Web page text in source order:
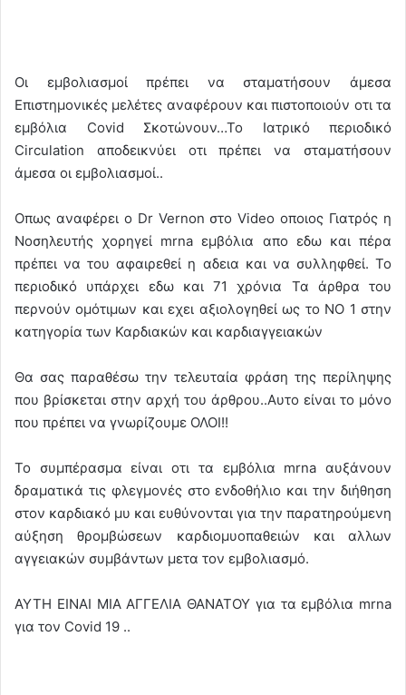
Οι εμβολιασμοί πρέπει να σταματήσουν άμεσα
Επιστημονικές μελέτες αναφέρουν και πιστοποιούν οτι τα
εμβόλια Covid Σκοτώνουν…Το Ιατρικό περιοδικό
Circulation αποδεικνύει οτι πρέπει να σταματήσουν
άμεσα οι εμβολιασμοί..
Οπως αναφέρει ο Dr Vernon στο Video οποιος Γιατρός η
Νοσηλευτής χορηγεί mrna εμβόλια απο εδω και πέρα
πρέπει να του αφαιρεθεί η αδεια και να συλληφθεί. Το
περιοδικό υπάρχει εδω και 71 χρόνια Τα άρθρα του
περνούν ομότιμων και εχει αξιολογηθεί ως το ΝΟ 1 στην
κατηγορία των Καρδιακών και καρδιαγγειακών
Θα σας παραθέσω την τελευταία φράση της περίληψης
που βρίσκεται στην αρχή του άρθρου..Αυτο είναι το μόνο
που πρέπει να γνωρίζουμε ΟΛΟΙ!!
Το συμπέρασμα είναι οτι τα εμβόλια mrna αυξάνουν
δραματικά τις φλεγμονές στο ενδοθήλιο και την διήθηση
στον καρδιακό μυ και ευθύνονται για την παρατηρούμενη
αύξηση θρομβώσεων καρδιομυοπαθειών και αλλων
αγγειακών συμβάντων μετα τον εμβολιασμό.
ΑΥΤΗ ΕΙΝΑΙ ΜΙΑ ΑΓΓΕΛΙΑ ΘΑΝΑΤΟΥ για τα εμβόλια mrna
για τον Covid 19 ..